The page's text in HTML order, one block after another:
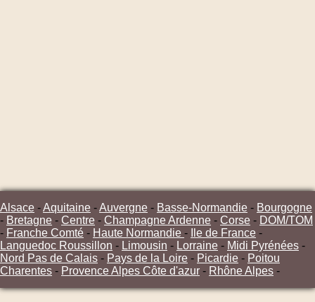
Alsace -Aquitaine -Auvergne - Basse-Normandie - Bourgogne
- Bretagne - Centre - Champagne Ardenne - Corse - DOM/TOM
- Franche Comté - Haute Normandie - Ile de France -
Languedoc Roussillon - Limousin - Lorraine - Midi Pyrénées -
Nord Pas de Calais - Pays de la Loire - Picardie - Poitou
Charentes - Provence Alpes Côte d'azur - Rhône Alpes -